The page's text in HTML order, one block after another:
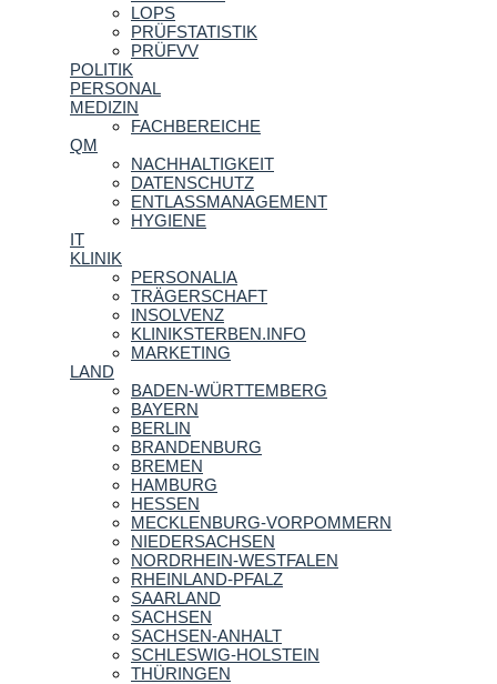
LOPS
PRÜFSTATISTIK
PRÜFVV
POLITIK
PERSONAL
MEDIZIN
FACHBEREICHE
QM
NACHHALTIGKEIT
DATENSCHUTZ
ENTLASSMANAGEMENT
HYGIENE
IT
KLINIK
PERSONALIA
TRÄGERSCHAFT
INSOLVENZ
KLINIKSTERBEN.INFO
MARKETING
LAND
BADEN-WÜRTTEMBERG
BAYERN
BERLIN
BRANDENBURG
BREMEN
HAMBURG
HESSEN
MECKLENBURG-VORPOMMERN
NIEDERSACHSEN
NORDRHEIN-WESTFALEN
RHEINLAND-PFALZ
SAARLAND
SACHSEN
SACHSEN-ANHALT
SCHLESWIG-HOLSTEIN
THÜRINGEN